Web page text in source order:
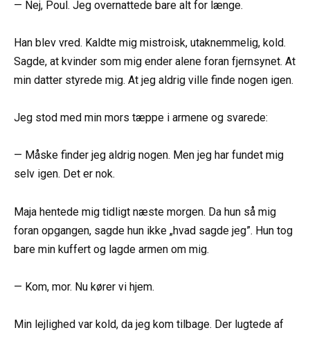
— Nej, Poul. Jeg overnattede bare alt for længe.
Han blev vred. Kaldte mig mistroisk, utaknemmelig, kold.
Sagde, at kvinder som mig ender alene foran fjernsynet. At
min datter styrede mig. At jeg aldrig ville finde nogen igen.
Jeg stod med min mors tæppe i armene og svarede:
— Måske finder jeg aldrig nogen. Men jeg har fundet mig
selv igen. Det er nok.
Maja hentede mig tidligt næste morgen. Da hun så mig
foran opgangen, sagde hun ikke „hvad sagde jeg”. Hun tog
bare min kuffert og lagde armen om mig.
— Kom, mor. Nu kører vi hjem.
Min lejlighed var kold, da jeg kom tilbage. Der lugtede af